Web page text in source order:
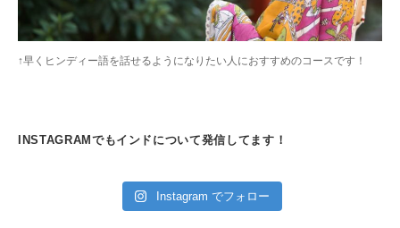
↑早くヒンディー語を話せるようになりたい人におすすめのコースです！
INSTAGRAMでもインドについて発信してます！
Instagram でフォロー